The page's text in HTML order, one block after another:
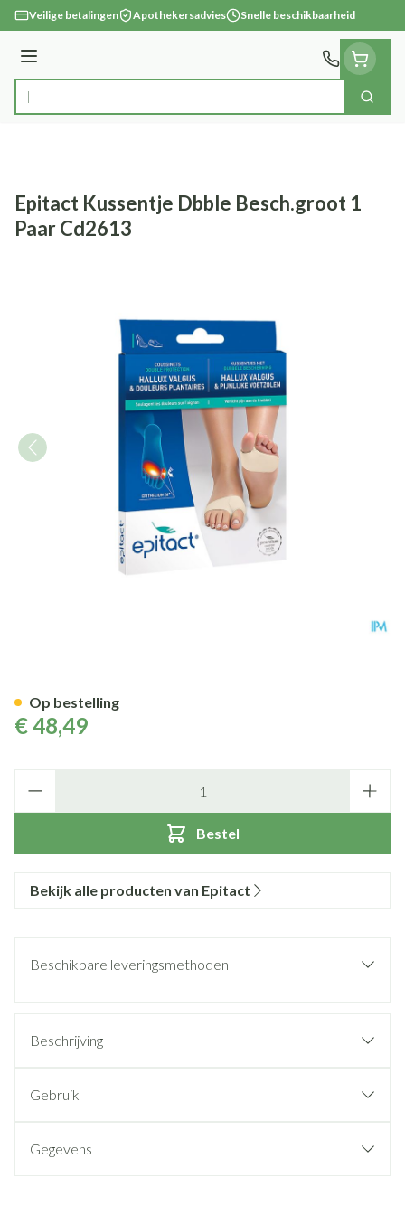
Ga naar de inhoud
Veilige betalingen Apothekersadvies Snelle beschikbaarheid
Menu
Product, merk, categorie... Zoek
Epitact Kussentje Dbble Besch.groot 1
Paar Cd2613
€ 48,49
Bestel
Op bestelling
Bekijk alle producten van Epitact
Beschikbare leveringsmethoden
Beschrijving
Gebruik
Gegevens